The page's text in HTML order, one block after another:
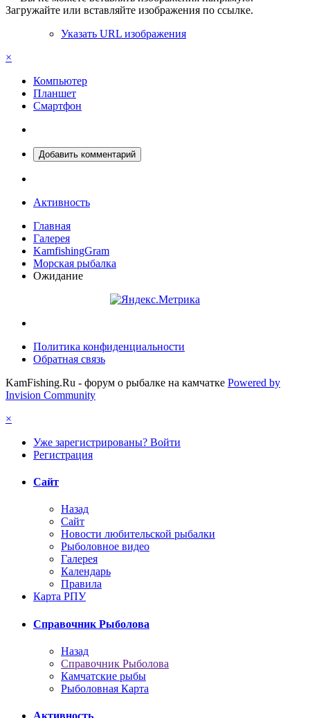
Загружайте или вставляйте изображения по ссылке.
Указать URL изображения
×
Компьютер
Планшет
Смартфон
Добавить комментарий
Активность
Главная
Галерея
KamfishingGram
Морская рыбалка
Ожидание
Политика конфиденциальности
Обратная связь
KamFishing.Ru - форум о рыбалке на камчатке Powered by
Invision Community
×
Уже зарегистрированы? Войти
Регистрация
Сайт
Назад
Сайт
Новости любительской рыбалки
Рыболовное видео
Галерея
Календарь
Правила
Карта РПУ
Справочник Рыболова
Назад
Справочник Рыболова
Камчатские рыбы
Рыболовная Карта